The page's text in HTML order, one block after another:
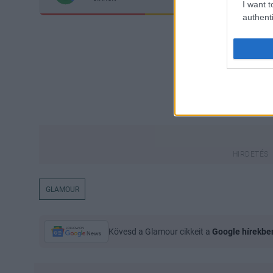
I want
GLAMOUR
Kövesd a Glamour cikkeit a Google